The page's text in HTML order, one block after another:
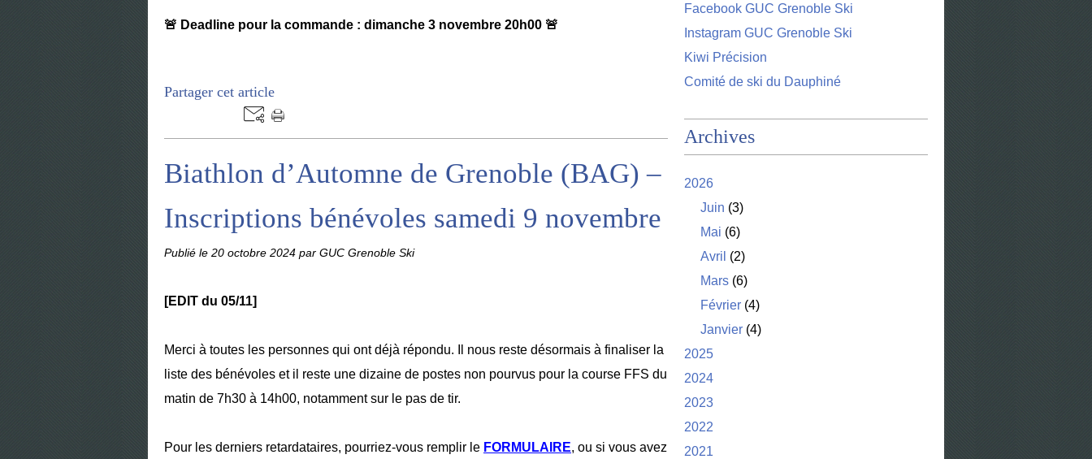
🚨 Deadline pour la commande : dimanche 3 novembre 20h00 🚨
Partager cet article
Biathlon d’Automne de Grenoble (BAG) –
Inscriptions bénévoles samedi 9 novembre
Publié le 20 octobre 2024 par GUC Grenoble Ski
[EDIT du 05/11]
Merci à toutes les personnes qui ont déjà répondu. Il nous reste désormais à finaliser la
liste des bénévoles et il reste une dizaine de postes non pourvus pour la course FFS du
matin de 7h30 à 14h00, notamment sur le pas de tir.
Pour les derniers retardataires, pourriez-vous remplir le FORMULAIRE, ou si vous avez
Facebook GUC Grenoble Ski
Instagram GUC Grenoble Ski
Kiwi Précision
Comité de ski du Dauphiné
Archives
2026
Juin (3)
Mai (6)
Avril (2)
Mars (6)
Février (4)
Janvier (4)
2025
2024
2023
2022
2021